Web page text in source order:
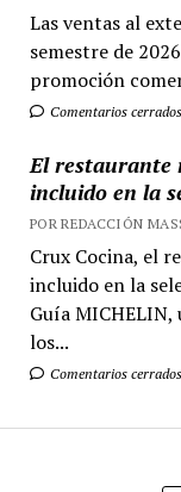
Las ventas al
semestre de
promoción
Comentarios cerrados
El restaurante
incluido en la
POR REDACCIÓN
Crux Cocina, el
incluido en la
Guía
los...
Comentarios cerrados